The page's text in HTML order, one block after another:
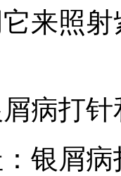
来照
病打
银屑